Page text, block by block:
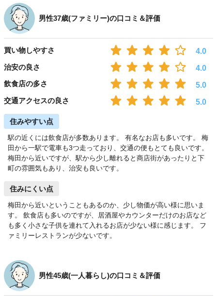
男性37歳(ファミリー)の口コミ＆評価
買い物しやすさ
4.0
治安の良さ
4.0
飲食店の多さ
5.0
交通アクセスの良さ
5.0
住みやすい点
駅の近くには飲食店が多数あります。 有名なお店も多いです。 梅
田から一駅で電車も3つ走っており、交通の便もとても良いです。
梅田から近いですが、駅から少し離れると商店街があったりと下
町の雰囲気もあり、治安も良いです。
住みにくい点
梅田から近いということもあるのか、少し物価が高い様に思いま
す。 飲食店も多いのですが、居酒屋やカウンターだけのお店など
も多く小さな子供を連れて入れるお店が少ない様に感じます。 フ
ァミリーレストランが少ないです。
男性45歳(一人暮らし)の口コミ＆評価